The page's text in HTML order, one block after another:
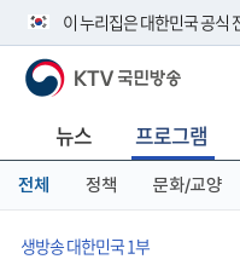
이 누리집은 대한민국 공식
공식 누리집 주소 확인하기
니다.
이밖에 or.kr 또는 .kr등 다른
서 도메인 주소를 확인해 보세
KTV 국민방송
뉴스 프로그램
전체 정책 문화/교양
생방송 대한민국 1부